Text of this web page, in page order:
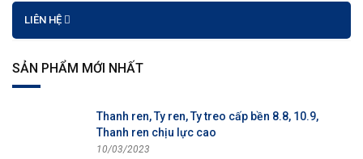
LIÊN HỆ
SẢN PHẨM MỚI NHẤT
Thanh ren, Ty ren, Ty treo cấp bền 8.8, 10.9,
Thanh ren chịu lực cao
10/03/2023